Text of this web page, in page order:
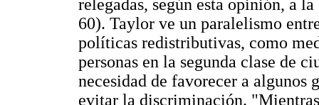
relegadas, según esta opinión, a
60). Taylor ve un paralelismo
políticas redistributivas, como
personas en la segunda clase de
necesidad de favorecer a algunos
evitar la discriminación.